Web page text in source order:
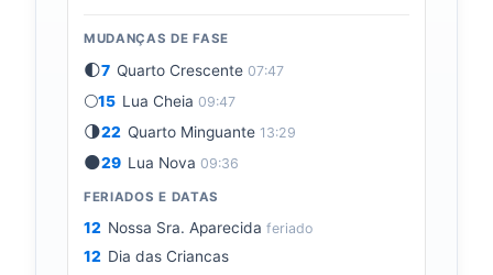
MUDANÇAS DE FASE
🌓7 Quarto Crescente 07:47
🌕15 Lua Cheia 09:47
🌗22 Quarto Minguante 13:29
🌑29 Lua Nova 09:36
FERIADOS E DATAS
12 Nossa Sra. Aparecida feriado
12 Dia das Criancas